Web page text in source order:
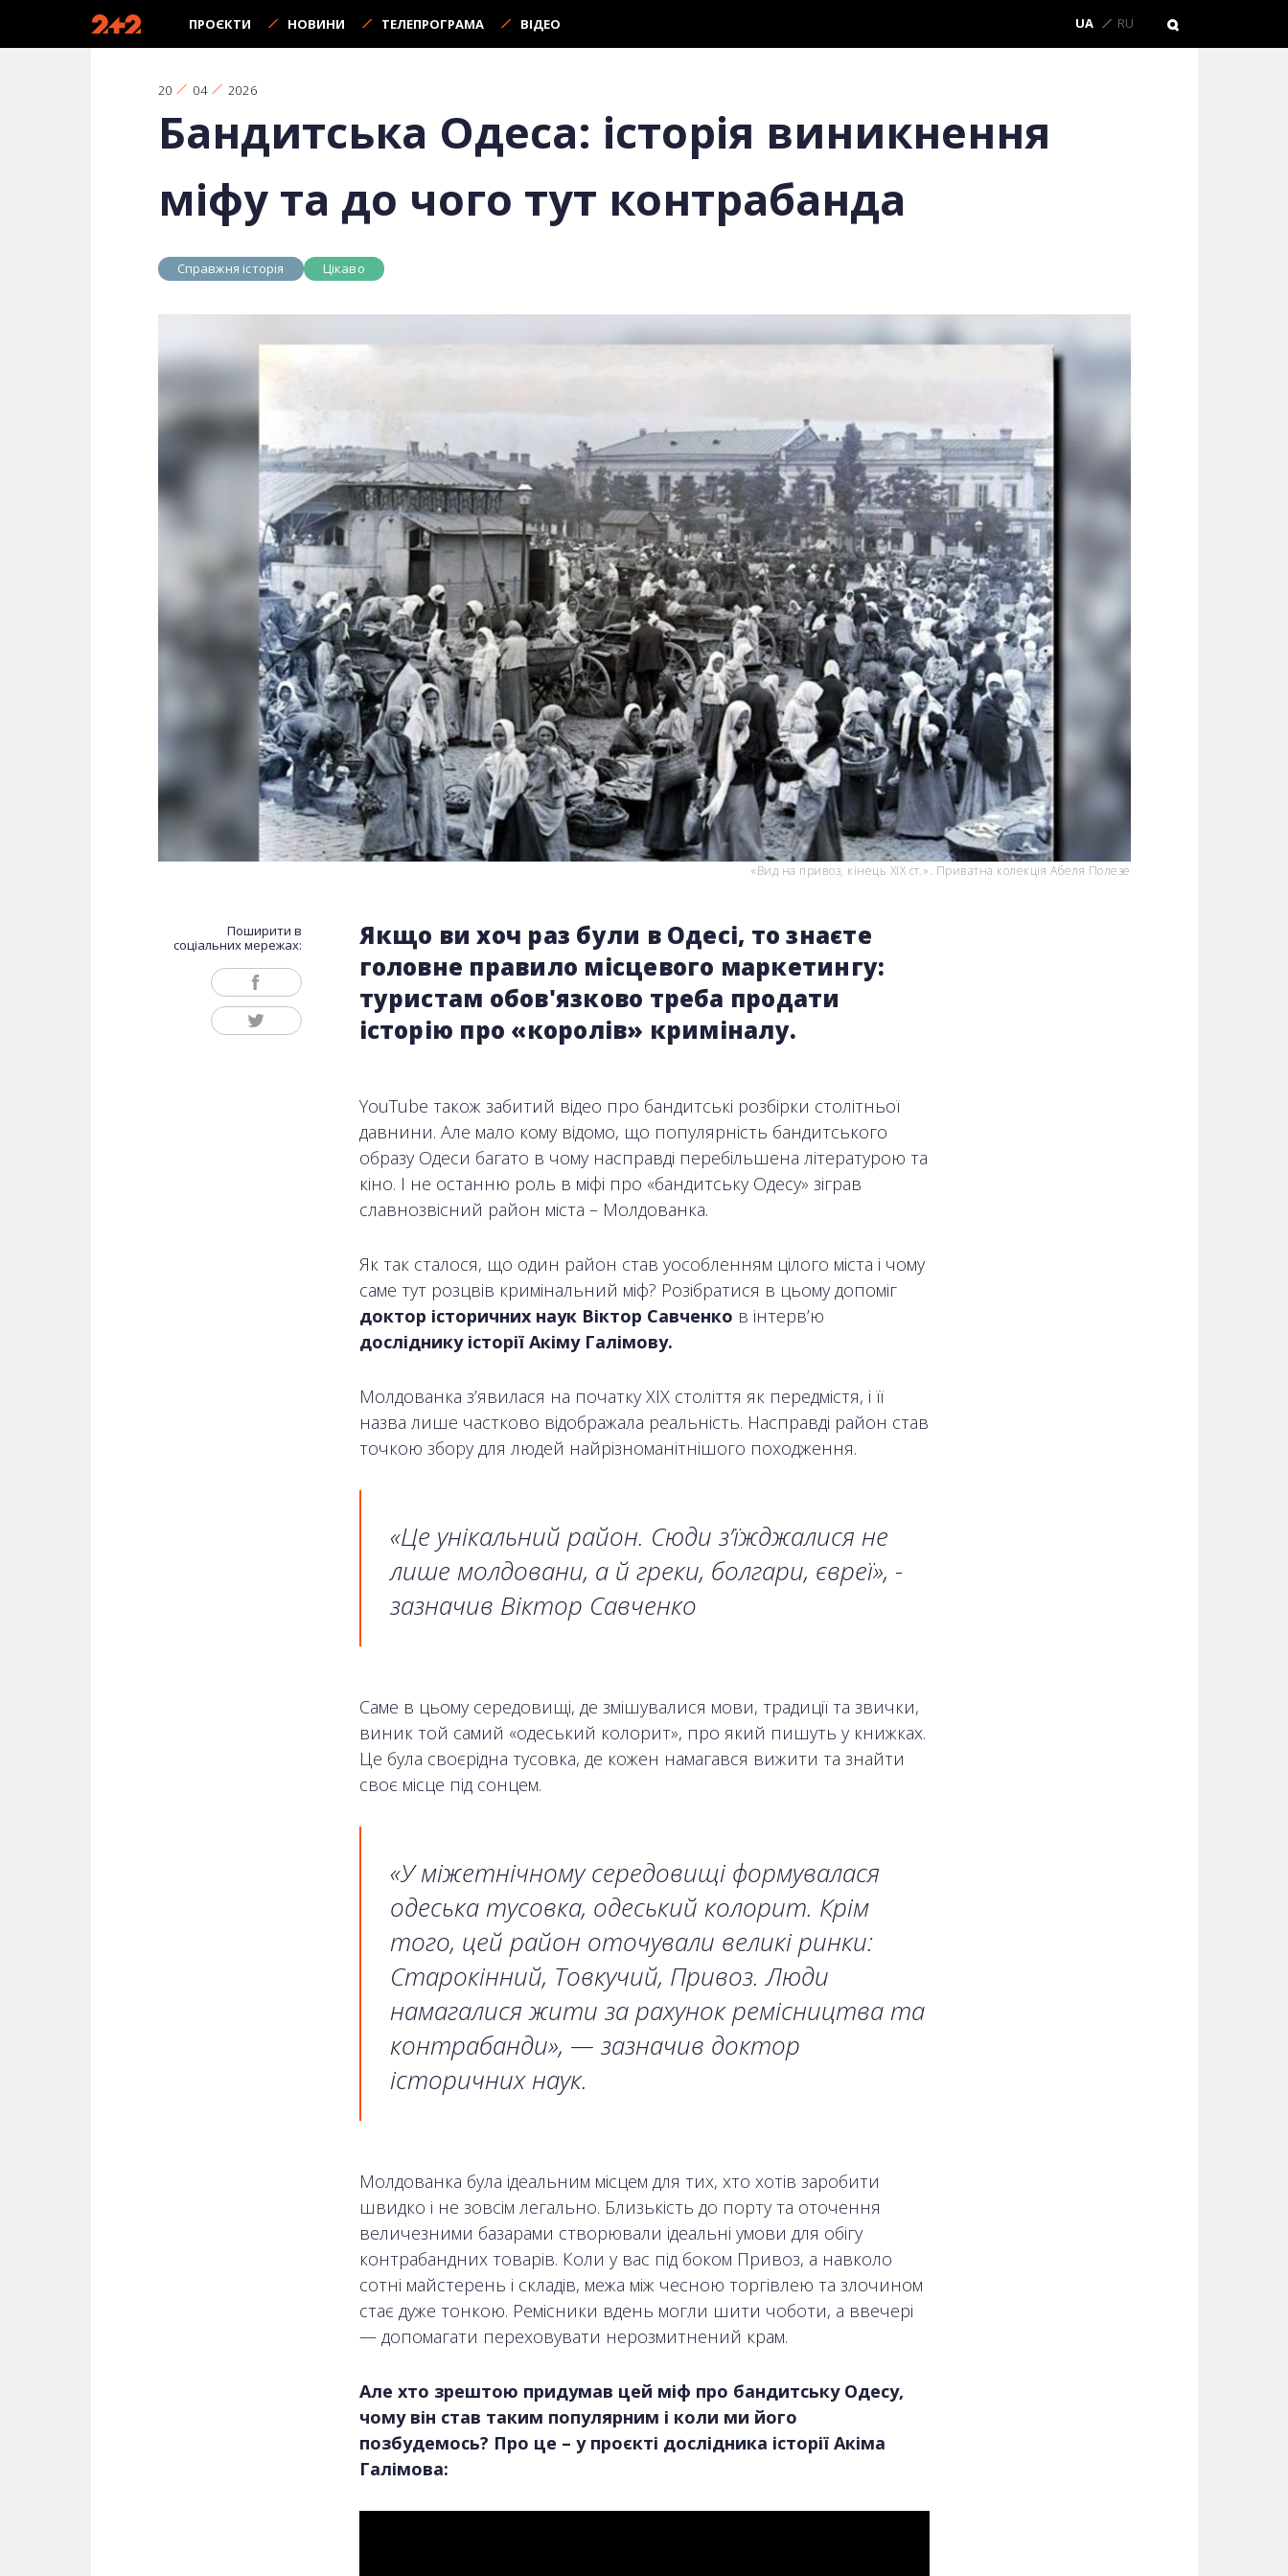
ПРОЄКТИ НОВИНИ ТЕЛЕПРОГРАМА ВІДЕО UA RU
20 04 2026
Бандитська Одеса: історія виникнення
міфу та до чого тут контрабанда
Справжня історія Цікаво
«Вид на привоз, кінець ХІХ ст.». Приватна колекція Абеля Полезе
Поширити в
соціальних мережах:
Якщо ви хоч раз були в Одесі, то знаєте
головне правило місцевого маркетингу:
туристам обов'язково треба продати
історію про «королів» криміналу.
YouTube також забитий відео про бандитські розбірки столітньої
давнини. Але мало кому відомо, що популярність бандитського
образу Одеси багато в чому насправді перебільшена літературою та
кіно. І не останню роль в міфі про «бандитську Одесу» зіграв
славнозвісний район міста – Молдованка.
Як так сталося, що один район став уособленням цілого міста і чому
саме тут розцвів кримінальний міф? Розібратися в цьому допоміг
доктор історичних наук Віктор Савченко в інтерв’ю
досліднику історії Акіму Галімову.
Молдованка з’явилася на початку XIX століття як передмістя, і її
назва лише частково відображала реальність. Насправді район став
точкою збору для людей найрізноманітнішого походження.
«Це унікальний район. Сюди з’їжджалися не
лише молдовани, а й греки, болгари, євреї», -
зазначив Віктор Савченко
Саме в цьому середовищі, де змішувалися мови, традиції та звички,
виник той самий «одеський колорит», про який пишуть у книжках.
Це була своєрідна тусовка, де кожен намагався вижити та знайти
своє місце під сонцем.
«У міжетнічному середовищі формувалася
одеська тусовка, одеський колорит. Крім
того, цей район оточували великі ринки:
Старокінний, Товкучий, Привоз. Люди
намагалися жити за рахунок ремісництва та
контрабанди», — зазначив доктор
історичних наук.
Молдованка була ідеальним місцем для тих, хто хотів заробити
швидко і не зовсім легально. Близькість до порту та оточення
величезними базарами створювали ідеальні умови для обігу
контрабандних товарів. Коли у вас під боком Привоз, а навколо
сотні майстерень і складів, межа між чесною торгівлею та злочином
стає дуже тонкою. Ремісники вдень могли шити чоботи, а ввечері
— допомагати переховувати нерозмитнений крам.
Але хто зрештою придумав цей міф про бандитську Одесу,
чому він став таким популярним і коли ми його
позбудемось? Про це – у проєкті дослідника історії Акіма
Галімова: